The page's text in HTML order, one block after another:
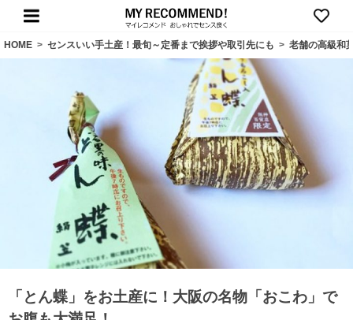
HOME > センスいい手土産！最旬～定番まで挨拶や取引先にも > 老舗の高級和
「とん蝶」をお土産に！大阪の名物「おこわ」で